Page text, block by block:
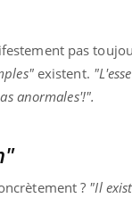
pas
existent.
anormales'!".
? "Il